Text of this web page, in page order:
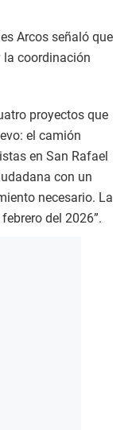
Arcos señaló que
la coordinación
proyectos que
el camión
en San Rafael
con un
necesario. La
del 2026”.